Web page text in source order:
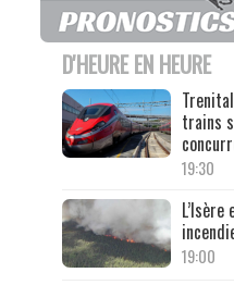
D'HEURE EN HEURE
trains
19:30
19:00